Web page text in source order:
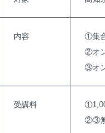
内容
①集
②オ
③オ
受講料
②③